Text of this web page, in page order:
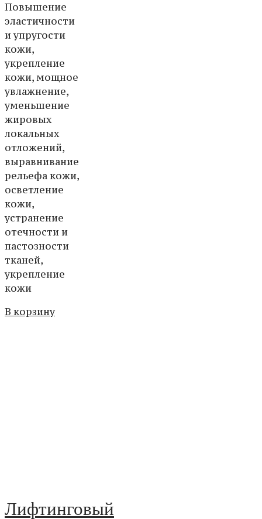
Повышение
эластичности
и упругости
кожи,
укрепление
кожи, мощное
увлажнение,
уменьшение
жировых
локальных
отложений,
выравнивание
рельефа кожи,
осветление
кожи,
устранение
отечности и
пастозности
тканей,
укрепление
кожи
В корзину
Лифтинговый